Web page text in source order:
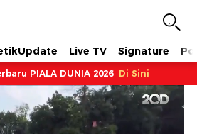
Live TV Signature
PIALA DUNIA 2026 Di Sini